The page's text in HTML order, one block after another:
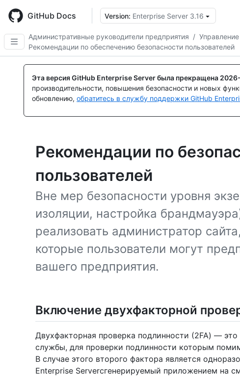
main
content
GitHub Docs Version: Enterprise Server 3.16
Административные руководители предприятия /
Рекомендации по обеспечению безопасности пользователей
Эта версия GitHub Enterprise Server была прекращена
производительности, повышения безопасности и новых
обновлению, обратитесь в службу поддержки GitHub
Рекомендации по
пользователей
Вне мер безопасности уровня
изоляции, настройка
реализовать администратор
которые пользователи могут
вашего предприятия.
Включение двухфакторной
Двухфакторная проверка подлинности (2FA) —
службы, для проверки подлинности которым
В случае этого второго фактора является
Enterprise Serverсгенерируемый приложением на